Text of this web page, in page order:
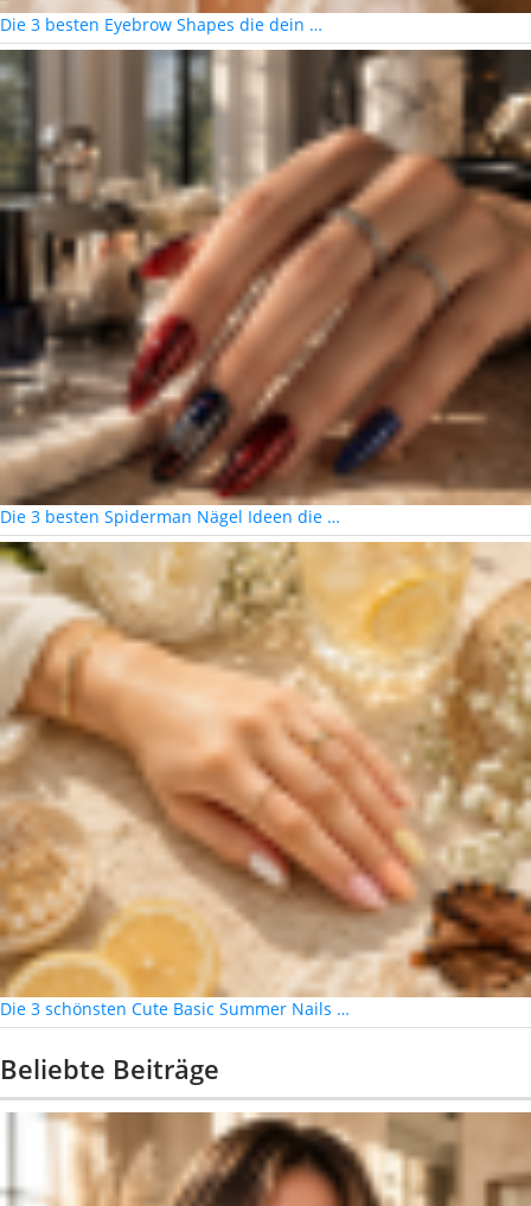
Die 3 besten Eyebrow Shapes die dein …
Die 3 besten Spiderman Nägel Ideen die …
Die 3 schönsten Cute Basic Summer Nails …
Beliebte Beiträge